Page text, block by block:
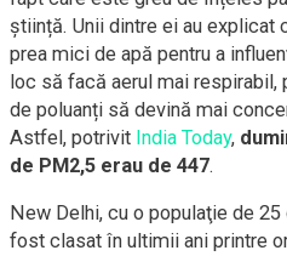
știință. Unii dintre ei au explicat
prea mici de apă pentru a
loc să facă aerul mai
de poluanți să devină mai
Astfel, potrivit India Today,
de PM2,5 erau de 447.
New Delhi, cu o populaţie de
fost clasat în ultimii ani printre